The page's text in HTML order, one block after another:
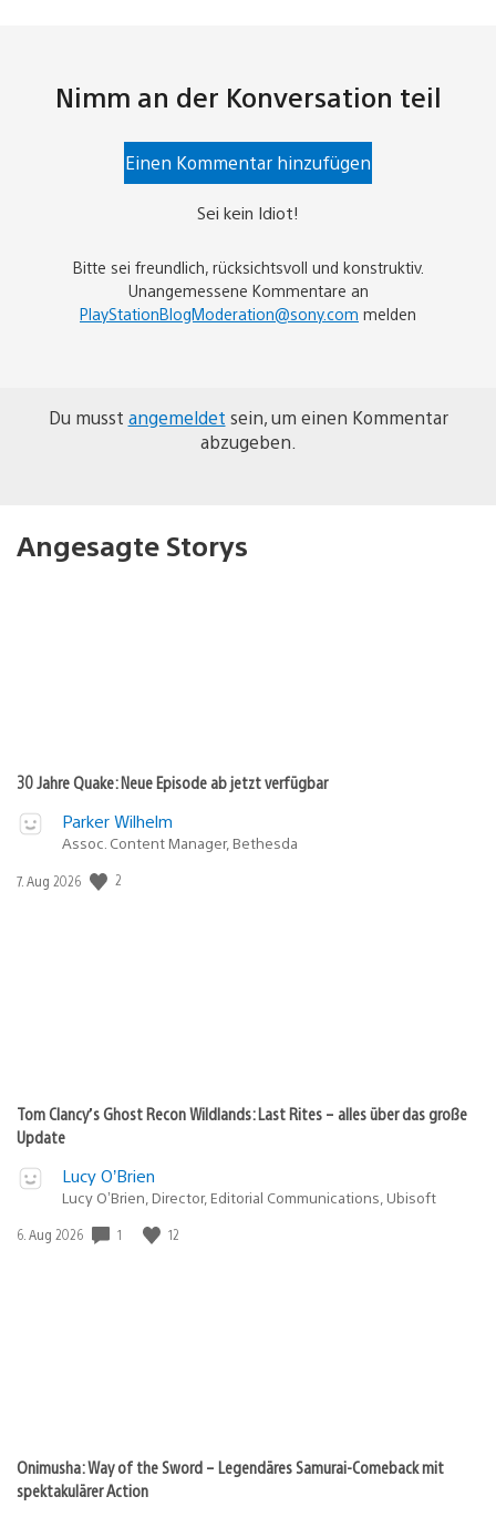
Nimm an der Konversation teil
Einen Kommentar hinzufügen
Sei kein Idiot!
Bitte sei freundlich, rücksichtsvoll und konstruktiv.
Unangemessene Kommentare an
PlayStationBlogModeration@sony.com melden
Du musst angemeldet sein, um einen Kommentar
abzugeben.
Angesagte Storys
30 Jahre Quake: Neue Episode ab jetzt verfügbar
Parker Wilhelm
Assoc. Content Manager, Bethesda
Veröffentlichungsdatum:
7. Aug 2026 2
Tom Clancy’s Ghost Recon Wildlands: Last Rites – alles über das große
Update
Lucy O’Brien
Lucy O’Brien, Director, Editorial Communications, Ubisoft
Veröffentlichungsdatum:
6. Aug 2026 1 12
Onimusha: Way of the Sword – Legendäres Samurai-Comeback mit
spektakulärer Action